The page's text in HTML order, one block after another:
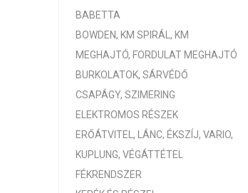
BABETTA
BOWDEN, KM SPIRÁL, KM
MEGHAJTÓ, FORDULAT MEGHAJTÓ
BURKOLATOK, SÁRVÉDŐ
CSAPÁGY, SZIMERING
ELEKTROMOS RÉSZEK
ERŐÁTVITEL, LÁNC, ÉKSZÍJ, VARIO,
KUPLUNG, VÉGÁTTÉTEL
FÉKRENDSZER